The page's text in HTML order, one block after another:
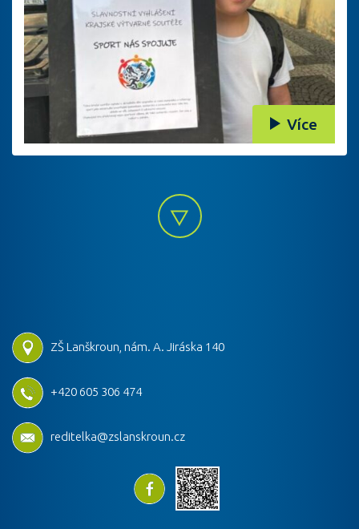
Více
ZŠ Lanškroun, nám. A. Jiráska 140
+420 605 306 474
reditelka@zslanskroun.cz